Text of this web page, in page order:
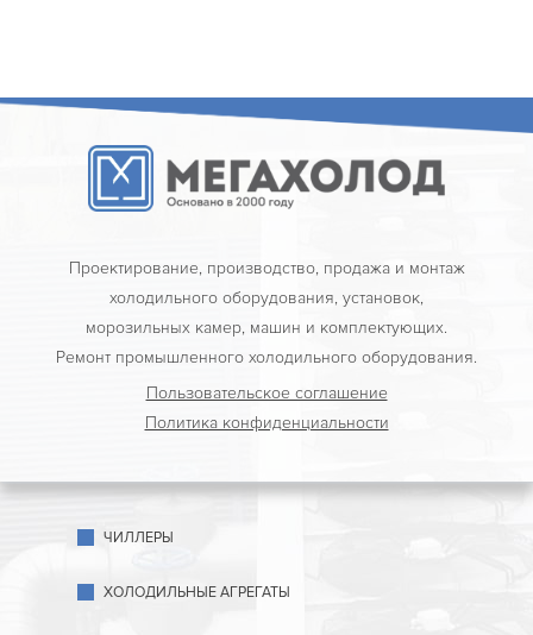
Проектирование, производство, продажа и монтаж
холодильного оборудования, установок,
морозильных камер, машин и комплектующих.
Ремонт промышленного холодильного оборудования.
Пользовательское соглашение
Политика конфиденциальности
ЧИЛЛЕРЫ
ХОЛОДИЛЬНЫЕ АГРЕГАТЫ